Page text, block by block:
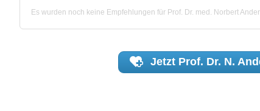
Es wurden noch keine Empfehlungen für Prof. Dr. med. Norbert
Jetzt Prof. Dr. N.